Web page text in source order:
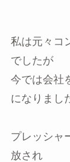
私は元々コ
でしたが
今では会社
になりまし
プレッシャ
放され